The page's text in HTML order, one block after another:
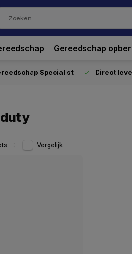
Gereedschap
Specialist Direct
duty
Vergelijk